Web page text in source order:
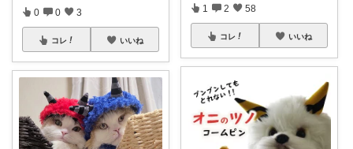
0 0 3
コレ いいね
1 2 58
コレ いいね